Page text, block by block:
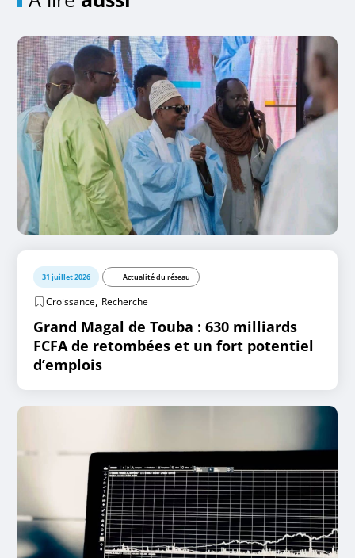
31 juillet 2026 Actualité du réseau
Croissance, Recherche
Grand Magal de Touba : 630 milliards
FCFA de retombées et un fort potentiel
d’emplois